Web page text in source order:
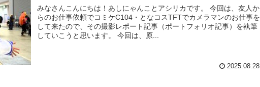
みなさんこんにちは！あしにゃんことアシリカです。 今回は、友人か
らのお仕事依頼でコミケC104・となコスTFTでカメラマンのお仕事を
して来たので、その撮影レポート記事（ポートフォリオ記事）を執筆
していこうと思います。 今回は、原...
2025.08.28